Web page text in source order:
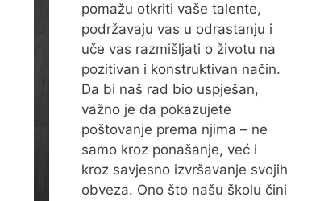
pomažu otkriti vaše talente,
podržavaju vas u odrastanju i
uče vas razmišljati o životu na
pozitivan i konstruktivan način.
Da bi naš rad bio uspješan,
važno je da pokazujete
poštovanje prema njima – ne
samo kroz ponašanje, već i
kroz savjesno izvršavanje svojih
obveza. Ono što našu školu čini